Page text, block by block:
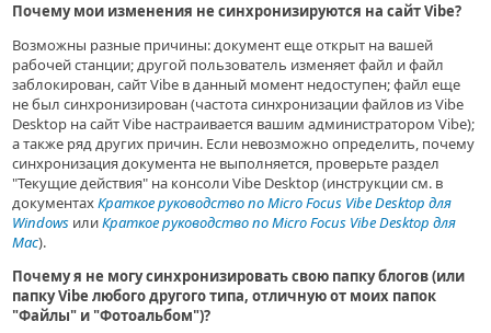
Почему мои изменения не синхронизируются на сайт Vibe?
Возможны разные причины: документ еще открыт на вашей
рабочей станции; другой пользователь изменяет файл и файл
заблокирован, сайт Vibe в данный момент недоступен; файл еще
не был синхронизирован (частота синхронизации файлов из Vibe
Desktop на сайт Vibe настраивается вашим администратором Vibe);
а также ряд других причин. Если невозможно определить, почему
синхронизация документа не выполняется, проверьте раздел
"Текущие действия" на консоли Vibe Desktop (инструкции см. в
документахКраткое руководство по Micro Focus Vibe Desktop для
Windows илиКраткое руководство по Micro Focus Vibe Desktop для
Mac).
Почему я не могу синхронизировать свою папку блогов (или
папку Vibe любого другого типа, отличную от моих папок
"Файлы" и "Фотоальбом")?